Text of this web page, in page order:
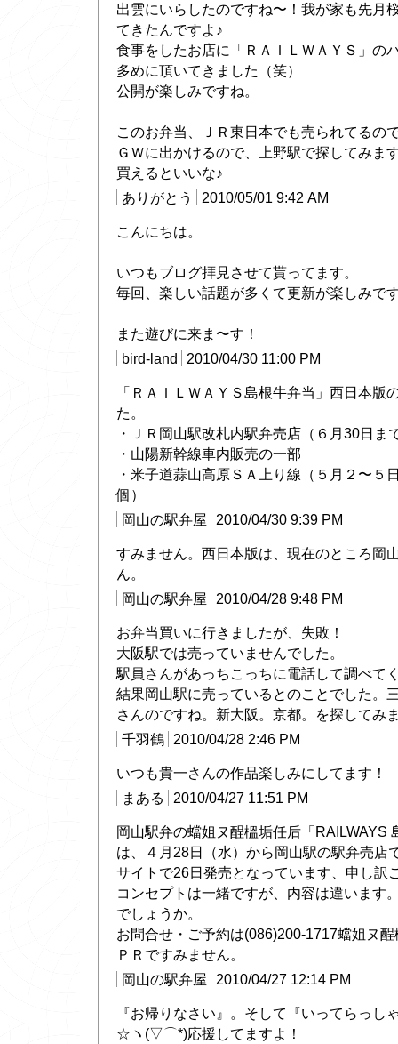
出雲にいらしたのですね〜！我が家も先月
てきたんですよ♪
食事をしたお店に「ＲＡＩＬＷＡＹＳ」の
多めに頂いてきました（笑）
公開が楽しみですね。
このお弁当、ＪＲ東日本でも売られてるの
ＧＷに出かけるので、上野駅で探してみま
買えるといいな♪
ありがとう
2010/05/01 9:42 AM
こんにちは。
いつもブログ拝見させて貰ってます。
毎回、楽しい話題が多くて更新が楽しみで
また遊びに来ま〜す！
bird-land
2010/04/30 11:00 PM
「ＲＡＩＬＷＡＹＳ島根牛弁当」西日本版
た。
・ＪＲ岡山駅改札内駅弁売店（６月30日ま
・山陽新幹線車内販売の一部
・米子道蒜山高原ＳＡ上り線（５月２〜５
個）
岡山の駅弁屋
2010/04/30 9:39 PM
すみません。西日本版は、現在のところ岡
ん。
岡山の駅弁屋
2010/04/28 9:48 PM
お弁当買いに行きましたが、失敗！
大阪駅では売っていませんでした。
駅員さんがあっちこっちに電話して調べて
結果岡山駅に売っているとのことでした。
さんのですね。新大阪。京都。を探してみ
千羽鶴
2010/04/28 2:46 PM
いつも貴一さんの作品楽しみにしてます！
まある
2010/04/27 11:51 PM
岡山駅弁の蟷姐ヌ酲榲垢任后「RAILWAYS
は、４月28日（水）から岡山駅の駅弁売店
サイトで26日発売となっています、申し訳
コンセプトは一緒ですが、内容は違います
でしょうか。
お問合せ・ご予約は(086)200-1717蟷姐ヌ酲
ＰＲですみません。
岡山の駅弁屋
2010/04/27 12:14 PM
『お帰りなさい』。そして『いってらっし
☆ヽ(▽⌒*)応援してますよ！